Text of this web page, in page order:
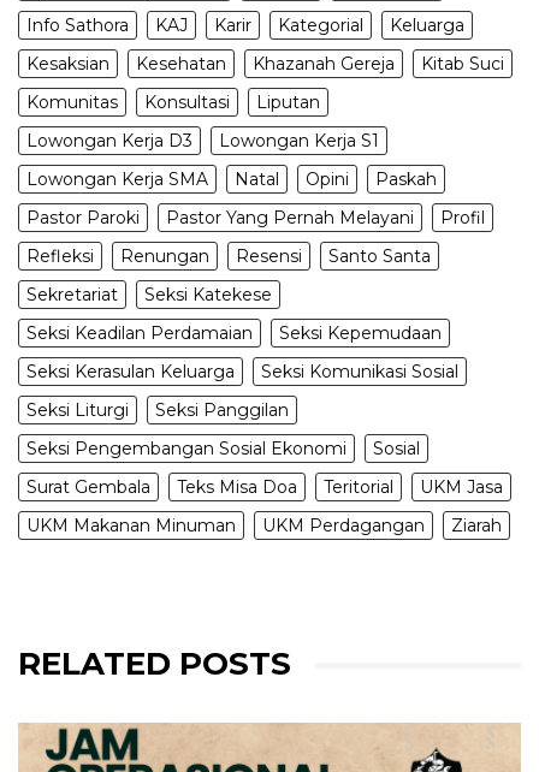
Info Sathora
KAJ Karir Kategorial
Keluarga
Kesaksian
Kesehatan Khazanah Gereja
Kitab Suci
Komunitas
Konsultasi
Liputan
Lowongan Kerja D3
Lowongan Kerja S1
Lowongan Kerja SMA
Natal Opini
Paskah
Pastor Paroki
Pastor Yang Pernah Melayani
Profil
Refleksi
Renungan Resensi
Santo Santa
Sekretariat
Seksi Katekese
Seksi Keadilan Perdamaian
Seksi Kepemudaan
Seksi Kerasulan Keluarga
Seksi Komunikasi Sosial
Seksi Liturgi
Seksi Panggilan
Seksi Pengembangan Sosial Ekonomi
Sosial
Surat Gembala
Teks Misa Doa Teritorial
UKM Jasa
UKM Makanan Minuman
UKM Perdagangan Ziarah
RELATED POSTS